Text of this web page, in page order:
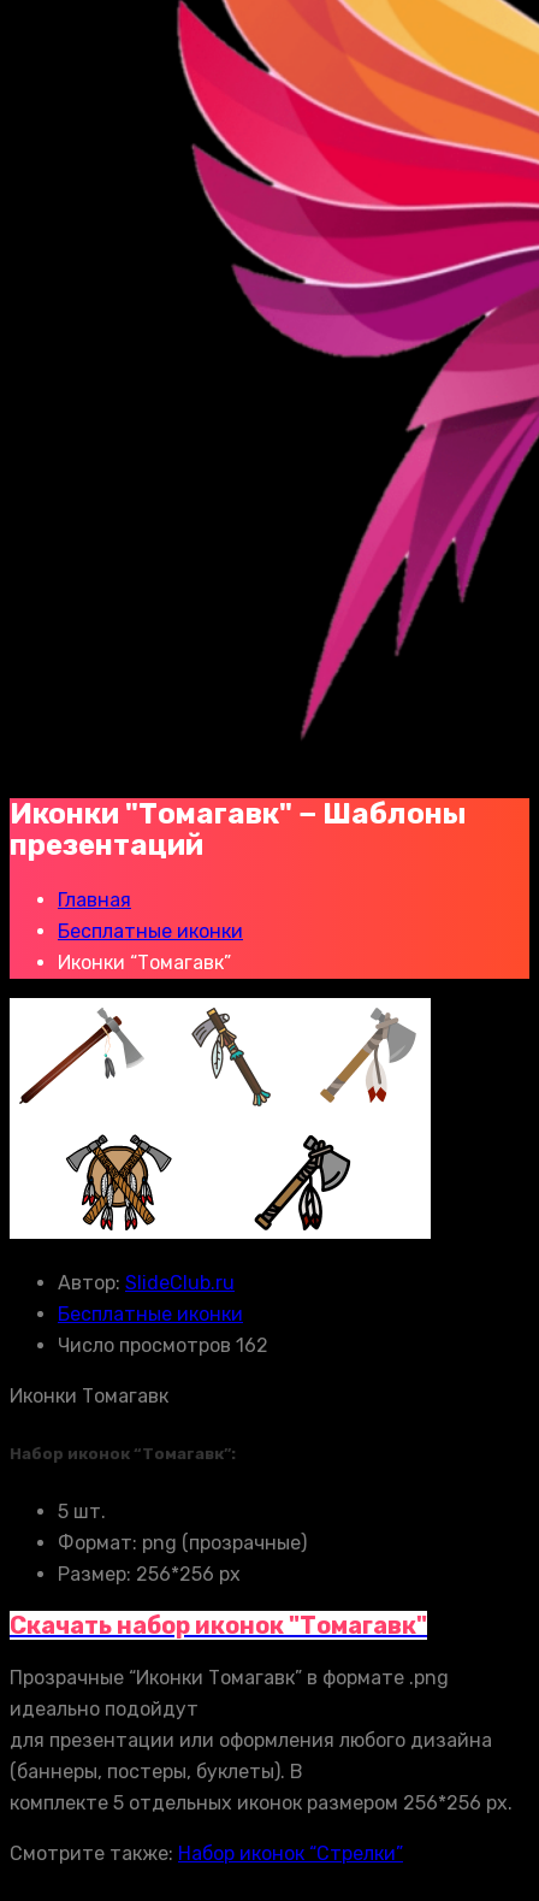
Иконки "Томагавк" − Шаблоны
презентаций
Главная
Бесплатные иконки
Иконки “Томагавк”
Автор: SlideClub.ru
Бесплатные иконки
Число просмотров 162
Иконки Томагавк
Набор иконок “Томагавк”:
5 шт.
Формат: png (прозрачные)
Размер: 256*256 px
Скачать набор иконок "Томагавк"
Прозрачные “Иконки Томагавк” в формате .png
идеально подойдут
для презентации или оформления любого дизайна
(баннеры, постеры, буклеты). В
комплекте 5 отдельных иконок размером 256*256 px.
Смотрите также: Набор иконок “Стрелки”